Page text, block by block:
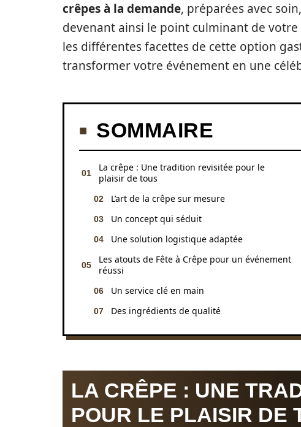
crêpes à la demande, préparées avec
devenant ainsi le point culminant de
les différentes facettes de cette option
transformer votre événement en une
SOMMAIRE
La crêpe : Une tradition revisitée pour le
plaisir de tous
L’art de la crêpe sur mesure
Un concept qui séduit
Une solution logistique adaptée
Les atouts de Fête à Crêpe pour un événement
réussi
Un service clé en main
Des ingrédients de qualité
LA CRÊPE : UNE
POUR LE PLAISIR DE